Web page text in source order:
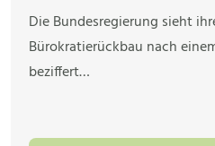
Die Bundesregierung sieht
Bürokratierückbau nach
beziffert…